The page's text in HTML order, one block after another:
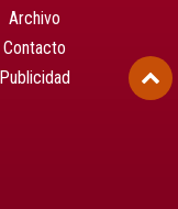
Archivo
Contacto
Publicidad